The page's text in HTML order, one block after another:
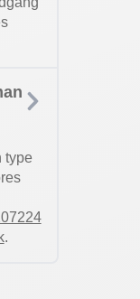
type
.